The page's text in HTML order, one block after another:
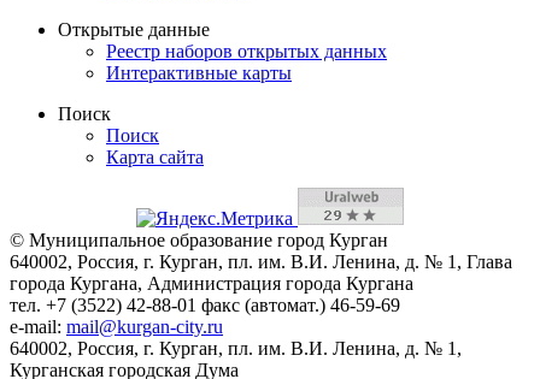
Открытые данные
Реестр наборов открытых данных
Интерактивные карты
Поиск
Поиск
Карта сайта
© Муниципальное образование город Курган
640002, Россия, г. Курган, пл. им. В.И. Ленина, д. № 1, Глава
города Кургана, Администрация города Кургана
тел. +7 (3522) 42-88-01 факс (автомат.) 46-59-69
e-mail: mail@kurgan-city.ru
640002, Россия, г. Курган, пл. им. В.И. Ленина, д. № 1,
Курганская городская Дума